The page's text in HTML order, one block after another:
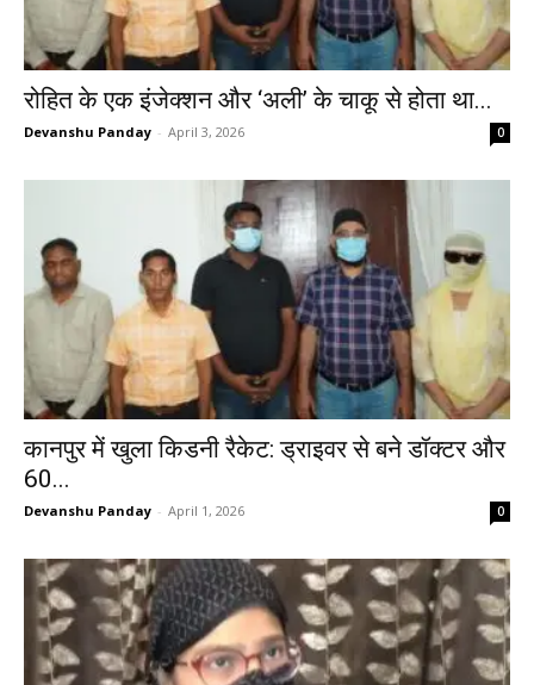
रोहित के एक इंजेक्शन और ‘अली’ के चाकू से होता था...
Devanshu Panday - April 3, 2026 0
कानपुर में खुला किडनी रैकेट: ड्राइवर से बने डॉक्टर और
60...
Devanshu Panday - April 1, 2026 0